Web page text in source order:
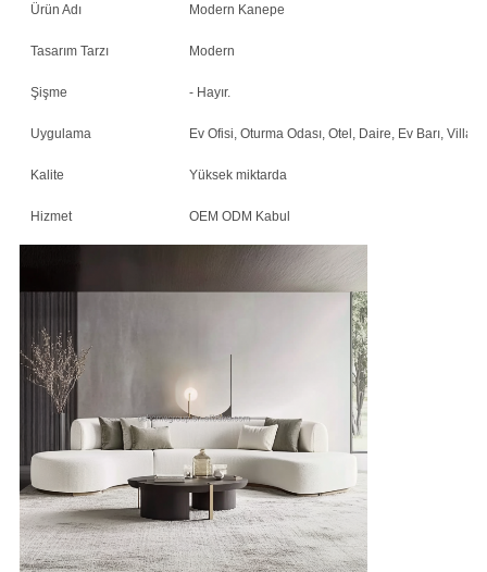
Ürün Adı Modern Kanepe
Tasarım Tarzı Modern
Şişme - Hayır.
Uygulama Ev Ofisi, Oturma Odası, Otel, Daire, Ev Barı, Villa
Kalite Yüksek miktarda
Hizmet OEM ODM Kabul